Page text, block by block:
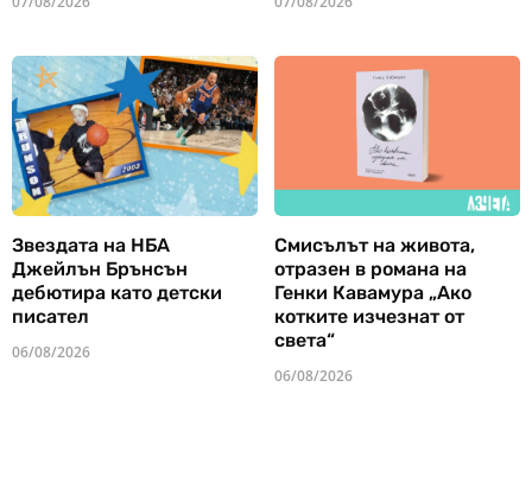
Звездата на НБА
Джейлън Брънсън
дебютира като детски
писател
06/08/2026
Смисълът на живота,
отразен в романа на
Генки Кавамура „Ако
котките изчезнат от
света“
06/08/2026